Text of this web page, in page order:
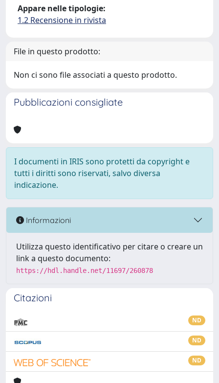
Appare nelle tipologie:
1.2 Recensione in rivista
File in questo prodotto:
Non ci sono file associati a questo prodotto.
Pubblicazioni consigliate
I documenti in IRIS sono protetti da copyright e
tutti i diritti sono riservati, salvo diversa
indicazione.
Informazioni
Utilizza questo identificativo per citare o creare un
link a questo documento:
https://hdl.handle.net/11697/260878
Citazioni
ND
ND
ND